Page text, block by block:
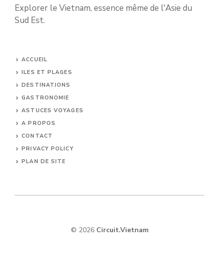
Explorer le Vietnam, essence même de l'Asie du
Sud Est.
ACCUEIL
ILES ET PLAGES
DESTINATIONS
GASTRONOMIE
ASTUCES VOYAGES
A PROPOS
CONTACT
PRIVACY POLICY
PLAN DE SITE
© 2026Circuit.Vietnam